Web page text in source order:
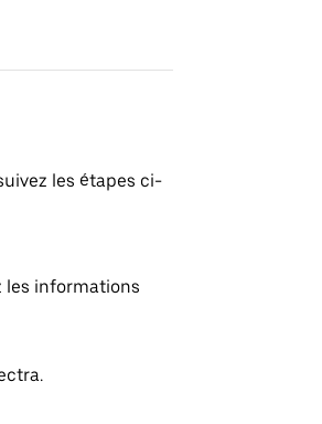
les étapes ci-
informations